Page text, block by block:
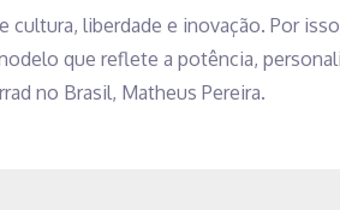
liberdade e inovação. Por
que reflete a potência,
no Brasil, Matheus Pereira.